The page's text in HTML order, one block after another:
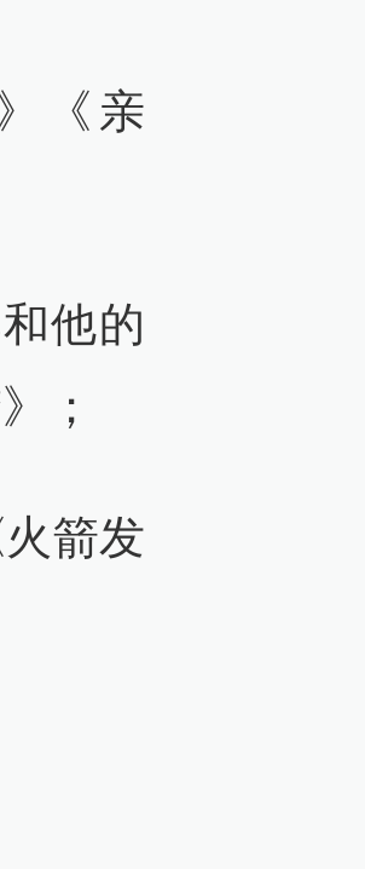
《亲
他的
；
箭发